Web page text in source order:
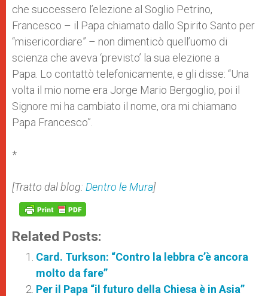
che successero l’elezione al Soglio Petrino,
Francesco – il Papa chiamato dallo Spirito Santo per
“misericordiare” – non dimenticò quell’uomo di
scienza che aveva ‘previsto’ la sua elezione a
Papa. Lo contattò telefonicamente, e gli disse: “Una
volta il mio nome era Jorge Mario Bergoglio, poi il
Signore mi ha cambiato il nome, ora mi chiamano
Papa Francesco”.
*
[Tratto dal blog: Dentro le Mura]
Related Posts:
Card. Turkson: “Contro la lebbra c’è ancora
molto da fare”
Per il Papa “il futuro della Chiesa è in Asia”